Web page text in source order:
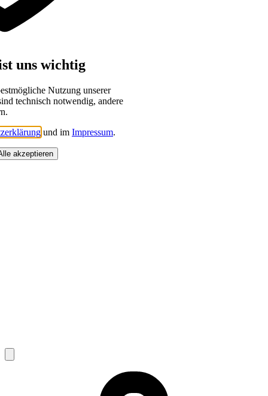
uns wichtig
Nutzung unserer
technisch notwendig, andere
und im Impressum.
akzeptieren